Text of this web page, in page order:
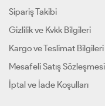
Sipariş Takibi
Gizlilik ve Kvkk Bilgileri
Kargo ve Teslimat Bilgileri
Mesafeli Satış Sözleşmesi
İptal ve İade Koşulları